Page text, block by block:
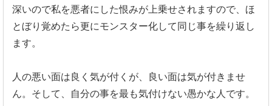
深いので私を悪者にした恨みが上乗せされますので、 ほ
とぼり覚めたら更にモンスター化して同じ事を繰り返し
ます。
人の悪い面は良く気が付くが、良い面は気が付きませ
ん。そして、
自分の事を最も気付けない愚かな人です。